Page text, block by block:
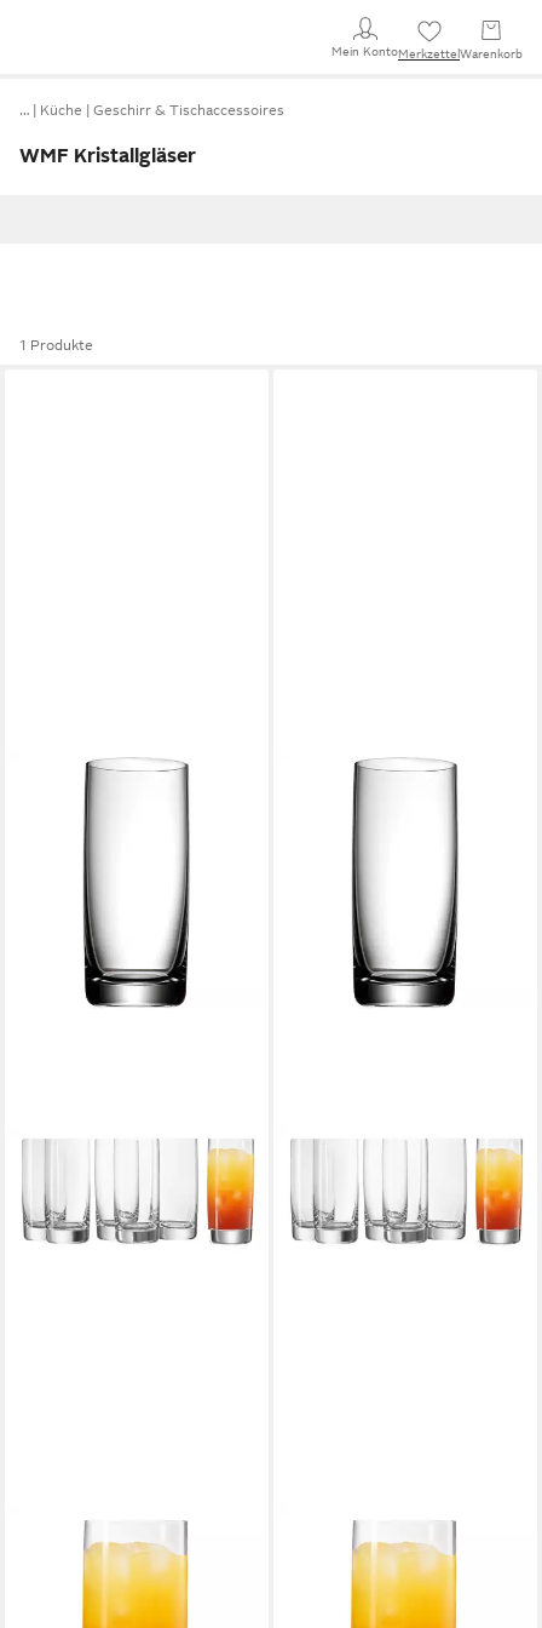
Mein KontoMerkzettel Warenkorb
… Küche Geschirr & Tischaccessoires
WMF Kristallgläser
1 Produkte
Longdrinkglas EasyPlus
Longdrinkgläser, 6 Stück, 6-
tlg., Kristallglas, 6-teilig,
Longdrinkglas EasyPlus
Longdrinkgläser, 6 Stück, 6-
tlg., Kristallglas, 6-teilig,